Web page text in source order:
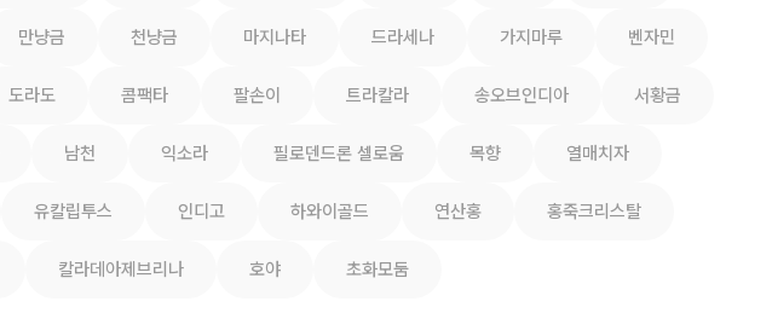
만냥금 천냥금 마지나타 드라세나 가지마루 벤자민
도라도 콤팩타 팔손이 트라칼라 송오브인디아 서황금
남천 익소라 필로덴드론 셀로움 목향 열매치자
유칼립투스 인디고 하와이골드 연산홍 홍죽크리스탈
칼라데아제브리나 호야 초화모둠